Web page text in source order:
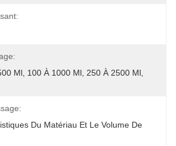
Ml, 100 À 1000 Ml, 250 À 2500 Ml,
Du Matériau Et Le Volume De